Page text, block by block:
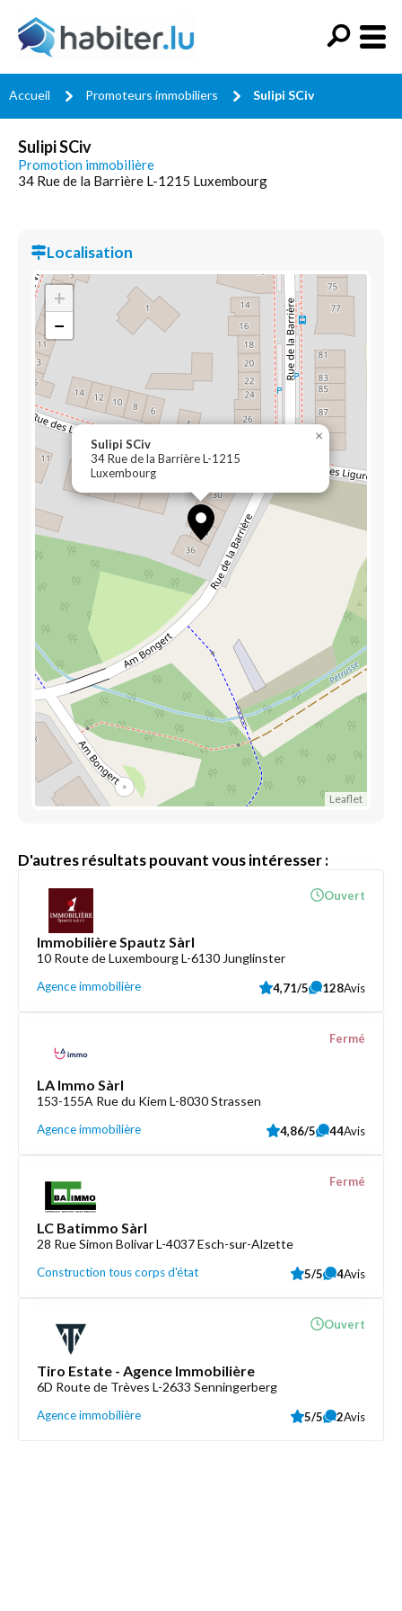
Accueil Promoteurs immobiliers Sulipi SCiv
Sulipi SCiv
Promotion immobilière
34 Rue de la Barrière L-1215 Luxembourg
Localisation
Sulipi SCiv
34 Rue de la Barrière L-1215
Luxembourg
×
+
−
Leaflet
D'autres résultats pouvant vous intéresser :
Immobilière Spautz Sàrl
10 Route de Luxembourg L-6130 Junglinster
Agence immobilière
Ouvert
4,71/5 128Avis
LA Immo Sàrl
153-155A Rue du Kiem L-8030 Strassen
Agence immobilière
Fermé
4,86/5 44Avis
LC Batimmo Sàrl
28 Rue Simon Bolivar L-4037 Esch-sur-Alzette
Construction tous corps d'état
Fermé
5/5 4Avis
Tiro Estate - Agence Immobilière
6D Route de Trèves L-2633 Senningerberg
Agence immobilière
Ouvert
5/5 2Avis